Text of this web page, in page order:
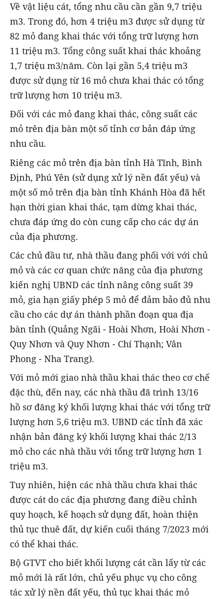
Về vật liệu cát, tổng nhu cầu cần gần 9,7 triệu
m3. Trong đó, hơn 4 triệu m3 được sử dụng từ
82 mỏ đang khai thác với tổng trữ lượng hơn
11 triệu m3. Tổng công suất khai thác khoảng
1,7 triệu m3/năm. Còn lại gần 5,4 triệu m3
được sử dụng từ 16 mỏ chưa khai thác có tổng
trữ lượng hơn 10 triệu m3.
Đối với các mỏ đang khai thác, công suất các
mỏ trên địa bàn một số tỉnh cơ bản đáp ứng
nhu cầu.
Riêng các mỏ trên địa bàn tỉnh Hà Tĩnh, Bình
Định, Phú Yên (sử dụng xử lý nền đất yếu) và
một số mỏ trên địa bàn tỉnh Khánh Hòa đã hết
hạn thời gian khai thác, tạm dừng khai thác,
chưa đáp ứng do còn cung cấp cho các dự án
của địa phương.
Các chủ đầu tư, nhà thầu đang phối với với chủ
mỏ và các cơ quan chức năng của địa phương
kiến nghị UBND các tỉnh nâng công suất 39
mỏ, gia hạn giấy phép 5 mỏ để đảm bảo đủ nhu
cầu cho các dự án thành phần đoạn qua địa
bàn tỉnh (Quảng Ngãi - Hoài Nhơn, Hoài Nhơn -
Quy Nhơn và Quy Nhơn - Chí Thạnh; Vân
Phong - Nha Trang).
Với mỏ mới giao nhà thầu khai thác theo cơ chế
đặc thù, đến nay, các nhà thầu đã trình 13/16
hồ sơ đăng ký khối lượng khai thác với tổng trữ
lượng hơn 5,6 triệu m3. UBND các tỉnh đã xác
nhận bản đăng ký khối lượng khai thác 2/13
mỏ cho các nhà thầu với tổng trữ lượng hơn 1
triệu m3.
Tuy nhiên, hiện các nhà thầu chưa khai thác
được cát do các địa phương đang điều chỉnh
quy hoạch, kế hoạch sử dụng đất, hoàn thiện
thủ tục thuê đất, dự kiến cuối tháng 7/2023 mới
có thể khai thác.
Bộ GTVT cho biết khối lượng cát cần lấy từ các
mỏ mới là rất lớn, chủ yếu phục vụ cho công
tác xử lý nền đất yếu, thủ tục khai thác mỏ